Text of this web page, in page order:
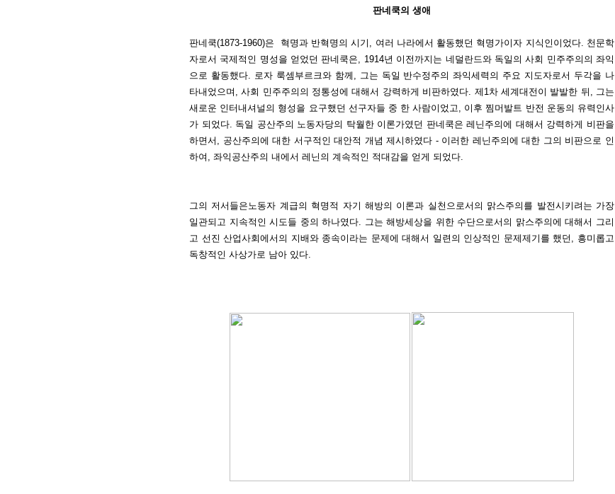
판네쿡의 생애
판네쿡(1873-1960)은 혁명과 반혁명의 시기, 여러 나라에서 활동했던 혁명가이자 지식인이었다. 천문학
자로서 국제적인 명성을 얻었던 판네쿡은, 1914년 이전까지는 네덜란드와 독일의 사회 민주주의의 좌익
으로 활동했다. 로자 룩셈부르크와 함께, 그는 독일 반수정주의 좌익세력의 주요 지도자로서 두각을 나
타내었으며, 사회 민주주의의 정통성에 대해서 강력하게 비판하였다. 제1차 세계대전이 발발한 뒤, 그는
새로운 인터내셔널의 형성을 요구했던 선구자들 중 한 사람이었고, 이후 찜머발트 반전 운동의 유력인사
가 되었다. 독일 공산주의 노동자당의 탁월한 이론가였던 판네쿡은 레닌주의에 대해서 강력하게 비판을
하면서, 공산주의에 대한 서구적인 대안적 개념 제시하였다 - 이러한 레닌주의에 대한 그의 비판으로 인
하여, 좌익공산주의 내에서 레닌의 계속적인 적대감을 얻게 되었다.
그의 저서들은노동자 계급의 혁명적 자기 해방의 이론과 실천으로서의 맑스주의를 발전시키려는 가장
일관되고 지속적인 시도들 중의 하나였다. 그는 해방세상을 위한 수단으로서의 맑스주의에 대해서 그리
고 선진 산업사회에서의 지배와 종속이라는 문제에 대해서 일련의 인상적인 문제제기를 했던, 흥미롭고
독창적인 사상가로 남아 있다.